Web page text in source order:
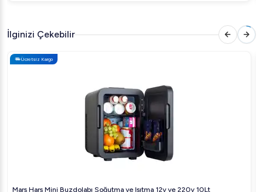
İlginizi Çekebilir
Ücretsiz Kargo
Mars Hars Mini Buzdolabı Soğutma ve Isıtma 12v ve 220v 10Lt